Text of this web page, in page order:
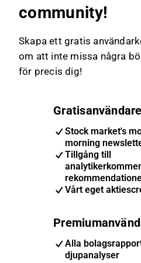
community!
Skapa ett gratis
om att inte missa några
för precis dig!
Gratisanvändare
Stock market's
morning
Tillgång till
Vårt eget
Alla
djupanalyser